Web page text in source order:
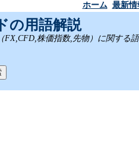
ホーム 最新情
の用語解説
株価指数,先物）に関する